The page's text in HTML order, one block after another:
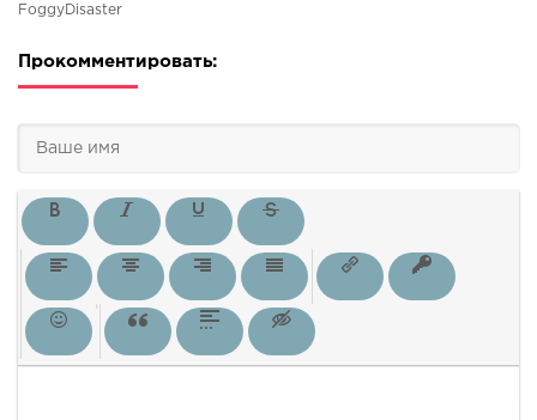
FoggyDisaster
Прокомментировать: